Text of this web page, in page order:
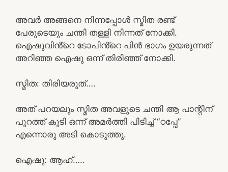
അവർ അങ്ങനെ നിന്നപ്പോൾ സ്മിത രണ്ട്
പേരുടെയും ചന്തി തള്ളി നിന്നത് നോക്കി.
ഐഷുവിൻ്റെ ടോപിൻ്റെ പിൻ ഭാഗം ഉയരുന്നത്
അറിഞ്ഞ ഐഷു ഒന്ന് തിരിഞ്ഞ് നോക്കി.
സ്മിത: തിരിയരുത്….
അത് പറയലും സ്മിത അവളുടെ ചന്തി ആ പാന്റിന്
പുറത്ത് കൂടി ഒന്ന് അമർത്തി പിടിച്ച് “ഠപ്പേ”
എന്നൊരു അടി കൊടുത്തു.
ഐഷു: ആഹ്…..